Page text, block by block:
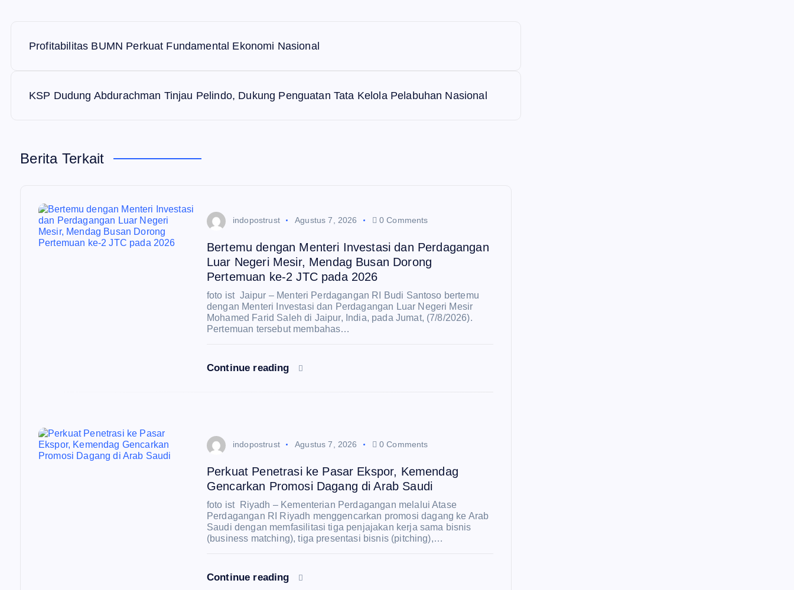
N
g
Profitabilitas BUMN Perkuat Fundamental Ekonomi Nasional
KSP Dudung Abdurachman Tinjau Pelindo, Dukung Penguatan Tata Kelola Pelabuhan Nasional
Berita Terkait
indopostrust Agustus 7, 2026 0 Comments
Bertemu dengan Menteri Investasi dan Perdagangan
Luar Negeri Mesir, Mendag Busan Dorong
Pertemuan ke-2 JTC pada 2026
foto ist Jaipur – Menteri Perdagangan RI Budi Santoso bertemu
dengan Menteri Investasi dan Perdagangan Luar Negeri Mesir
Mohamed Farid Saleh di Jaipur, India, pada Jumat, (7/8/2026).
Pertemuan tersebut membahas…
Continue reading
indopostrust Agustus 7, 2026 0 Comments
Perkuat Penetrasi ke Pasar Ekspor, Kemendag
Gencarkan Promosi Dagang di Arab Saudi
foto ist Riyadh – Kementerian Perdagangan melalui Atase
Perdagangan RI Riyadh menggencarkan promosi dagang ke Arab
Saudi dengan memfasilitasi tiga penjajakan kerja sama bisnis
(business matching), tiga presentasi bisnis (pitching),…
Continue reading